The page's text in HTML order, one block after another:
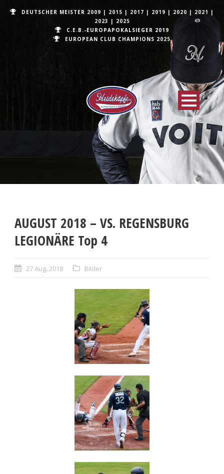
DEUTSCHER MEISTER 2009 | 2015 | 2017 | 2019 | 2020 | 2021 |
2023 | 2025
C.E.B.-EUROPAPOKALSIEGER 2019
EUROPEAN CLUB CHAMPIONS 2025
AUGUST 2018 – VS. REGENSBURG
LEGIONÄRE Top 4
27 Aug. 2018 Bilder